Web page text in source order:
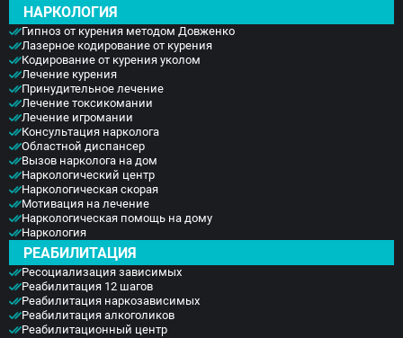
НАРКОЛОГИЯ
Гипноз от курения методом Довженко
Лазерное кодирование от курения
Кодирование от курения уколом
Лечение курения
Принудительное лечение
Лечение токсикомании
Лечение игромании
Консультация нарколога
Областной диспансер
Вызов нарколога на дом
Наркологический центр
Наркологическая скорая
Мотивация на лечение
Наркологическая помощь на дому
Наркология
РЕАБИЛИТАЦИЯ
Ресоциализация зависимых
Реабилитация 12 шагов
Реабилитация наркозависимых
Реабилитация алкоголиков
Реабилитационный центр